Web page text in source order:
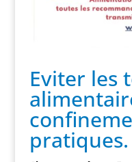
Eviter les
pratiques.